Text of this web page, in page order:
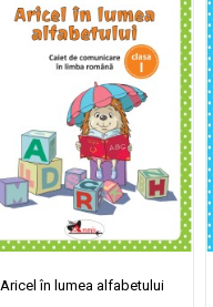
Aricel în lumea alfabetului